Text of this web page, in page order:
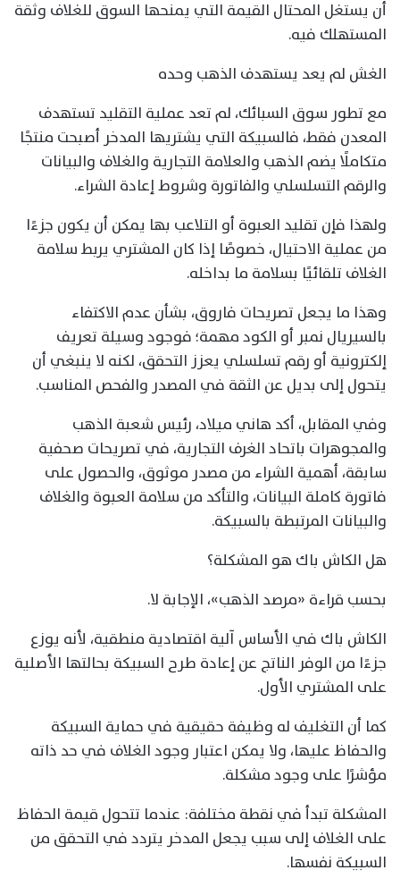
أن يستغل المحتال القيمة التي يمنحها السوق للغلاف وثقة
المستهلك فيه.
الغش لم يعد يستهدف الذهب وحده
مع تطور سوق السبائك، لم تعد عملية التقليد تستهدف
المعدن فقط، فالسبيكة التي يشتريها المدخر أصبحت منتجًا
متكاملًا يضم الذهب والعلامة التجارية والغلاف والبيانات
والرقم التسلسلي والفاتورة وشروط إعادة الشراء.
ولهذا فإن تقليد العبوة أو التلاعب بها يمكن أن يكون جزءًا
من عملية الاحتيال، خصوصًا إذا كان المشتري يربط سلامة
الغلاف تلقائيًا بسلامة ما بداخله.
وهذا ما يجعل تصريحات فاروق، بشأن عدم الاكتفاء
بالسيريال نمبر أو الكود مهمة؛ فوجود وسيلة تعريف
إلكترونية أو رقم تسلسلي يعزز التحقق، لكنه لا ينبغي أن
يتحول إلى بديل عن الثقة في المصدر والفحص المناسب.
وفي المقابل، أكد هاني ميلاد، رئيس شعبة الذهب
والمجوهرات باتحاد الغرف التجارية، في تصريحات صحفية
سابقة، أهمية الشراء من مصدر موثوق، والحصول على
فاتورة كاملة البيانات، والتأكد من سلامة العبوة والغلاف
والبيانات المرتبطة بالسبيكة.
هل الكاش باك هو المشكلة؟
بحسب قراءة «مرصد الذهب»، الإجابة لا.
الكاش باك في الأساس آلية اقتصادية منطقية، لأنه يوزع
جزءًا من الوفر الناتج عن إعادة طرح السبيكة بحالتها الأصلية
على المشتري الأول.
كما أن التغليف له وظيفة حقيقية في حماية السبيكة
والحفاظ عليها، ولا يمكن اعتبار وجود الغلاف في حد ذاته
مؤشرًا على وجود مشكلة.
المشكلة تبدأ في نقطة مختلفة: عندما تتحول قيمة الحفاظ
على الغلاف إلى سبب يجعل المدخر يتردد في التحقق من
السبيكة نفسها.